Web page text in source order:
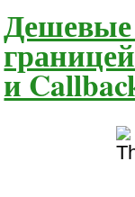
Дешевые
и